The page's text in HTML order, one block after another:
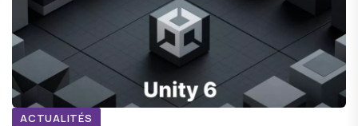
ACTUALITÉS